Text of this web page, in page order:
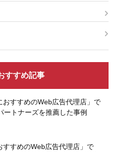
すすめ記事
おすすめのWeb広告代理店」で
ートナーズを推薦した事例
すすめのWeb広告代理店」で